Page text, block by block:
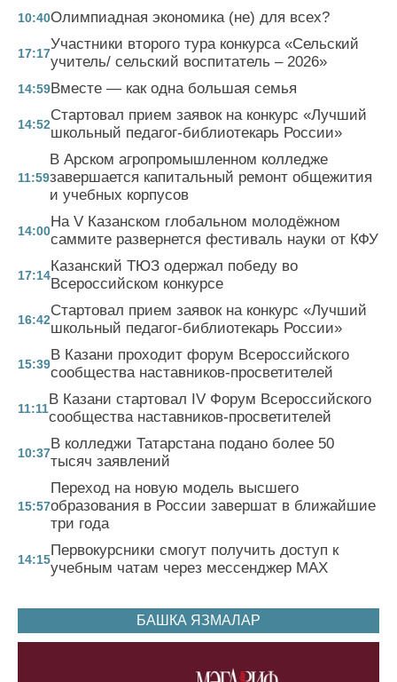
10:40Олимпиадная экономика (не) для всех?
17:17
Участники второго тура конкурса «Сельский
учитель/ сельский воспитатель – 2026»
14:59Вместе — как одна большая семья
14:52
Стартовал прием заявок на конкурс «Лучший
школьный педагог-библиотекарь России»
11:59
В Арском агропромышленном колледже
завершается капитальный ремонт общежития
и учебных корпусов
14:00
На V Казанском глобальном молодёжном
саммите развернется фестиваль науки от КФУ
17:14
Казанский ТЮЗ одержал победу во
Всероссийском конкурсе
16:42
Стартовал прием заявок на конкурс «Лучший
школьный педагог-библиотекарь России»
15:39
В Казани проходит форум Всероссийского
сообщества наставников-просветителей
11:11
В Казани стартовал IV Форум Всероссийского
сообщества наставников-просветителей
10:37
В колледжи Татарстана подано более 50
тысяч заявлений
15:57
Переход на новую модель высшего
образования в России завершат в ближайшие
три года
14:15
Первокурсники смогут получить доступ к
учебным чатам через мессенджер MAX
БАШКА ЯЗМАЛАР